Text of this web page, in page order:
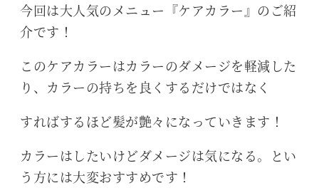
今回は大人気のメニュー『ケアカラー』のご紹
介です！
このケアカラーはカラーのダメージを軽減した
り、カラーの持ちを良くするだけではなく
すればするほど髪が艶々になっていきます！
カラーはしたいけどダメージは気になる。とい
う方には大変おすすめです！